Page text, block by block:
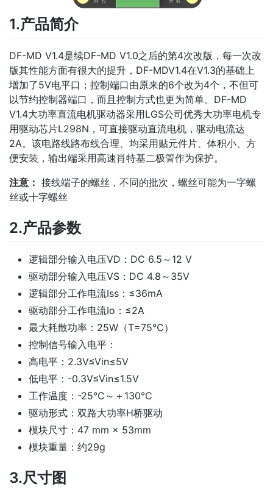
1.产品简介
DF-MD V1.4是续DF-MD V1.0之后的第4次改版，每一次改
版其性能方面有很大的提升，DF-MDV1.4在V1.3的基础上
增加了5V电平口；控制端口由原来的6个改为4个，不但可
以节约控制器端口，而且控制方式也更为简单。DF-MD
V1.4大功率直流电机驱动器采用LGS公司优秀大功率电机专
用驱动芯片L298N，可直接驱动直流电机，驱动电流达
2A。该电路线路布线合理、均采用贴元件片、体积小、方
便安装，输出端采用高速肖特基二极管作为保护。
注意： 接线端子的螺丝，不同的批次，螺丝可能为一字螺
丝或十字螺丝
2.产品参数
逻辑部分输入电压VD：DC 6.5～12 V
驱动部分输入电压VS：DC 4.8～35V
逻辑部分工作电流Iss：≤36mA
驱动部分工作电流Io：≤2A
最大耗散功率：25W（T=75℃）
控制信号输入电平：
高电平：2.3V≤Vin≤5V
低电平：-0.3V≤Vin≤1.5V
工作温度：-25℃～＋130℃
驱动形式：双路大功率H桥驱动
模块尺寸：47 mm × 53mm
模块重量：约29g
3.尺寸图